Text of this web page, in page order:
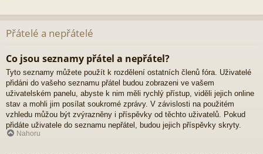
Přátelé a nepřátelé
Co jsou seznamy přátel a nepřátel?
Tyto seznamy můžete použít k rozdělení ostatních členů fóra. Uživatelé
přidáni do vašeho seznamu přátel budou zobrazeni ve vašem
uživatelském panelu, abyste k nim měli rychlý přístup, viděli jejich online
stav a mohli jim posílat soukromé zprávy. V závislosti na použitém
vzhledu můžou být zvýrazněny i příspěvky od těchto uživatelů. Pokud
přidáte uživatele do seznamu nepřátel, budou jejich příspěvky skryty.
Nahoru